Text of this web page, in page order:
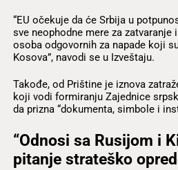
“EU očekuje da će Srbija u
sve neophodne mere za zatvaranje
osoba odgovornih za napade koji
Kosova”, navodi se u Izveštaju.
Takođe, od Prištine je iznova
koji vodi formiranju Zajednice
da prizna “dokumenta, simbole i
“Odnosi sa Rusijom i
pitanje strateško